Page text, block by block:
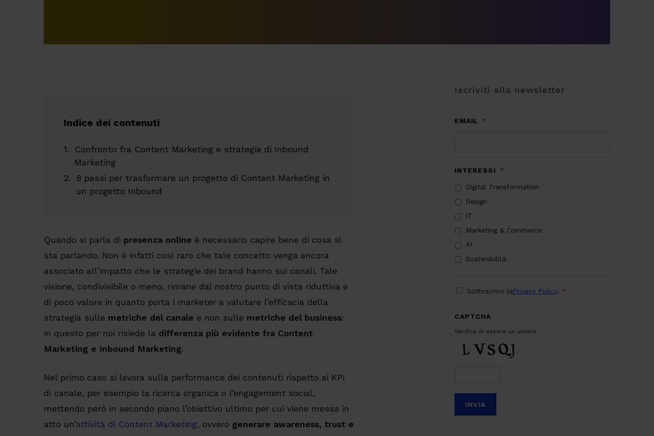
Indice dei contenuti
Confronto fra Content Marketing e strategia di Inbound
Marketing
8 passi per trasformare un progetto di Content Marketing in
un progetto Inbound
Quando si parla di presenza online è necessario capire bene di cosa si
sta parlando. Non è infatti così raro che tale concetto venga ancora
associato all’impatto che le strategie dei brand hanno sui canali. Tale
visione, condivisibile o meno, rimane dal nostro punto di vista riduttiva e
di poco valore in quanto porta i marketer a valutare l’efficacia della
strategia sulle metriche del canale e non sulle metriche del business:
in questo per noi risiede la differenza più evidente fra Content
Marketing e Inbound Marketing.
Nel primo caso si lavora sulla performance dei contenuti rispetto ai KPI
di canale, per esempio la ricerca organica o l’engagement social,
mettendo però in secondo piano l’obiettivo ultimo per cui viene messa in
atto un’attività di Content Marketing, ovvero generare awareness, trust e
Iscriviti alla newsletter
EMAIL *
INTERESSI *
Digital Transformation
Design
IT
Marketing & Commerce
AI
Sostenibilità
PRIVACY
Sottoscrivo laPrivacy Policy. *
CAPTCHA
Verifica di essere un umano